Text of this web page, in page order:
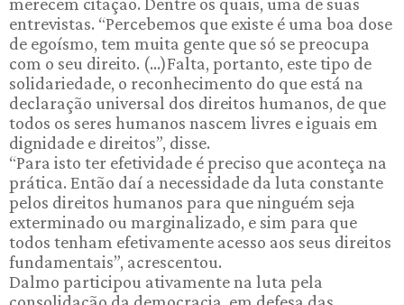
entrevistas. “Percebemos que existe é uma boa dose
de egoísmo, tem muita gente que só se preocupa
com o seu direito. (...)Falta, portanto, este tipo de
solidariedade, o reconhecimento do que está na
declaração universal dos direitos humanos, de que
todos os seres humanos nascem livres e iguais em
dignidade e direitos”, disse.
“Para isto ter efetividade é preciso que aconteça na
prática. Então daí a necessidade da luta constante
pelos direitos humanos para que ninguém seja
exterminado ou marginalizado, e sim para que
todos tenham efetivamente acesso aos seus direitos
fundamentais”, acrescentou.
Dalmo participou ativamente na luta pela